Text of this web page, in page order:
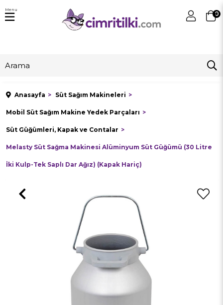
0
Menu
Anasayfa Süt Sağım Makineleri
Mobil Süt Sağım Makine Yedek Parçaları
Süt Güğümleri, Kapak ve Contalar
Melasty Süt Sağma Makinesi Alüminyum Süt Güğümü (30 Litre
İki Kulp-Tek Saplı Dar Ağız) (Kapak Hariç)